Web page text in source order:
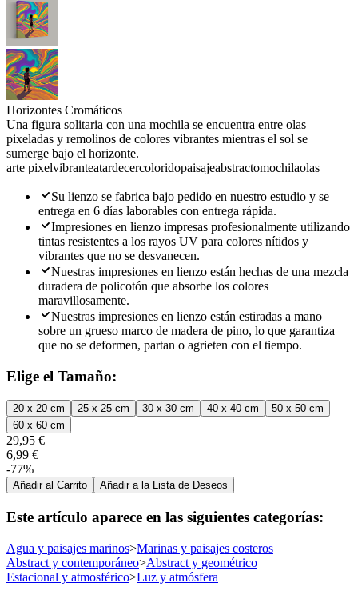
Horizontes Cromáticos
Una figura solitaria con una mochila se encuentra entre olas
pixeladas y remolinos de colores vibrantes mientras el sol se
sumerge bajo el horizonte.
arte pixelvibranteatardecercoloridopaisajeabstractomochilaolas
Su lienzo se fabrica bajo pedido en nuestro estudio y se
entrega en 6 días laborables con entrega rápida.
Impresiones en lienzo impresas profesionalmente utilizando
tintas resistentes a los rayos UV para colores nítidos y
vibrantes que no se desvanecen.
Nuestras impresiones en lienzo están hechas de una mezcla
duradera de policotón que absorbe los colores
maravillosamente.
Nuestras impresiones en lienzo están estiradas a mano
sobre un grueso marco de madera de pino, lo que garantiza
que no se deformen, partan o agrieten con el tiempo.
Elige el Tamaño:
20 x 20 cm 25 x 25 cm 30 x 30 cm 40 x 40 cm
50 x 50 cm
60 x 60 cm
29,95 €
6,99 €
-77%
Añadir al Carrito Añadir a la Lista de Deseos
Este artículo aparece en las siguientes categorías:
Agua y paisajes marinos>Marinas y paisajes costeros
Abstract y contemporáneo>Abstract y geométrico
Estacional y atmosférico>Luz y atmósfera